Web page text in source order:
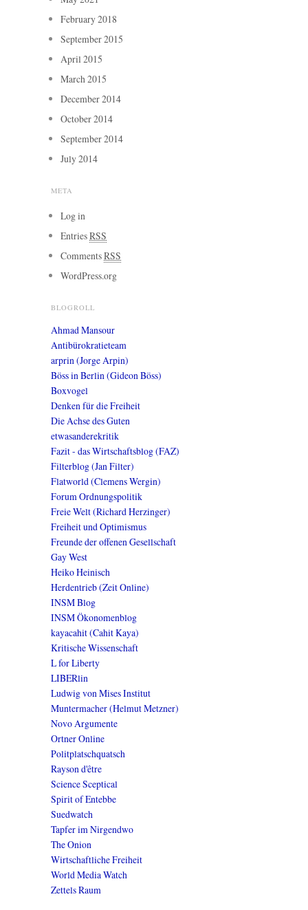
February 2018
September 2015
April 2015
March 2015
December 2014
October 2014
September 2014
July 2014
META
Log in
EntriesRSS
CommentsRSS
WordPress.org
BLOGROLL
Ahmad Mansour
Antibürokratieteam
arprin (Jorge Arpin)
Böss in Berlin (Gideon Böss)
Boxvogel
Denken für die Freiheit
Die Achse des Guten
etwasanderekritik
Fazit - das Wirtschaftsblog (FAZ)
Filterblog (Jan Filter)
Flatworld (Clemens Wergin)
Forum Ordnungspolitik
Freie Welt (Richard Herzinger)
Freiheit und Optimismus
Freunde der offenen Gesellschaft
Gay West
Heiko Heinisch
Herdentrieb (Zeit Online)
INSM Blog
INSM Ökonomenblog
kayacahit (Cahit Kaya)
Kritische Wissenschaft
L for Liberty
LIBERlin
Ludwig von Mises Institut
Muntermacher (Helmut Metzner)
Novo Argumente
Ortner Online
Politplatschquatsch
Rayson d'être
Science Sceptical
Spirit of Entebbe
Suedwatch
Tapfer im Nirgendwo
The Onion
Wirtschaftliche Freiheit
World Media Watch
Zettels Raum